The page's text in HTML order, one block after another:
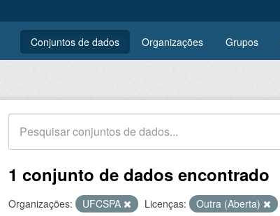
Conjuntos de dados Organizações Grupos
1 conjunto de dados encontrado
Organizações: UFCSPA Licenças: Outra (Aberta)